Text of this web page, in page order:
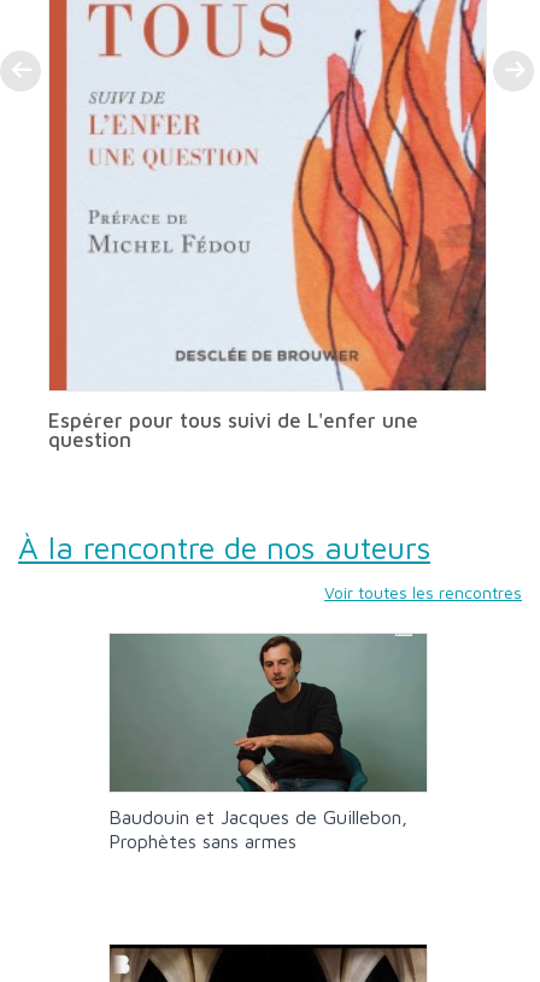
Espérer pour tous suivi de L'enfer une
question
À la rencontre de nos auteurs
Voir toutes les rencontres
Baudouin et Jacques de Guillebon,
Prophètes sans armes